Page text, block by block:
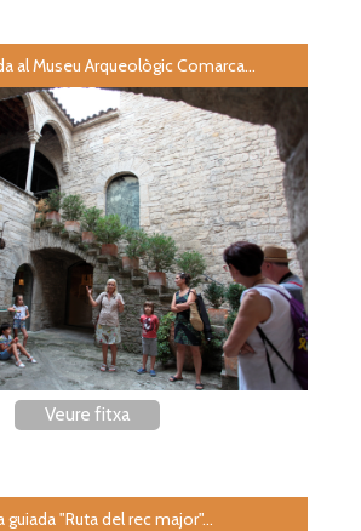
al Museu Arqueològic Comarca...
Veure fitxa
guiada "Ruta del rec major"...